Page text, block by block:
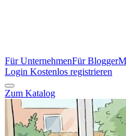
Für UnternehmenFür Blogger
Login Kostenlos registrieren
Zum Katalog